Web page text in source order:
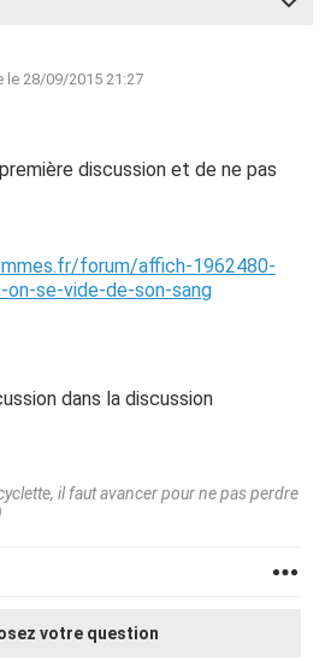
le 28/09/2015 21:27
discussion et de ne pas
forum/affich-1962480-
se-vide-de-son-sang
dans la discussion
il faut avancer pour ne pas perdre
votre question